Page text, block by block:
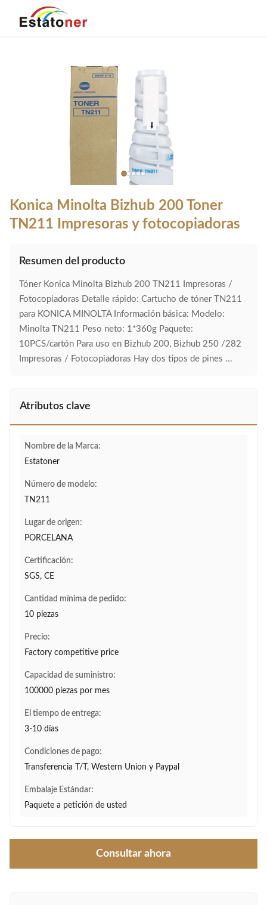
Konica Minolta Bizhub 200 Toner
TN211 Impresoras y fotocopiadoras
Resumen del producto
Tóner Konica Minolta Bizhub 200 TN211 Impresoras /
Fotocopiadoras Detalle rápido: Cartucho de tóner TN211
para KONICA MINOLTA Información básica: Modelo:
Minolta TN211 Peso neto: 1*360g Paquete:
10PCS/cartón Para uso en Bizhub 200, Bizhub 250 /282
Impresoras / Fotocopiadoras Hay dos tipos de pines ...
Atributos clave
Nombre de la Marca:
Estatoner
Número de modelo:
TN211
Lugar de origen:
PORCELANA
Certificación:
SGS, CE
Cantidad mínima de pedido:
10 piezas
Precio:
Factory competitive price
Capacidad de suministro:
100000 piezas por mes
El tiempo de entrega:
3-10 días
Condiciones de pago:
Transferencia T/T, Western Union y Paypal
Embalaje Estándar:
Paquete a petición de usted
Consultar ahora